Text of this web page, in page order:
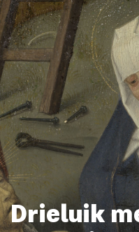
Drieluik